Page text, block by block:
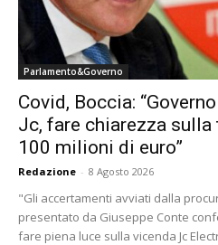
Parlamento&Governo
Covid, Boccia:
Jc, fare chiarezza
100 milioni di euro”
Redazione - 8 Agosto 2026
"Gli accertamenti avviati dalla
presentato da Giuseppe Conte
fare piena luce sulla vicenda Jc